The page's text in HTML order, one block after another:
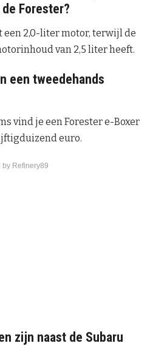
Forester?
een 2,0-liter motor, terwijl de
van 2,5 liter heeft.
een tweedehands
vind je een Forester e-Boxer
euro.
by Refinery89
zijn naast de Subaru